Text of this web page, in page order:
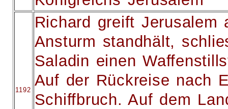
1192
Richard greift
Ansturm standhält,
Saladin einen
Auf der Rückreise nach
Schiffbruch. Auf dem